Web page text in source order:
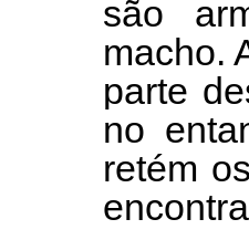
são
macho.
parte
no
retém